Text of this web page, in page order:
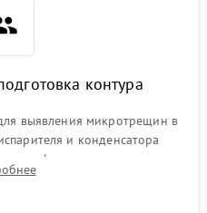
контура
выявления микротрещин в
и конденсатора
фильтра-осушителя и
для устранения засоров.